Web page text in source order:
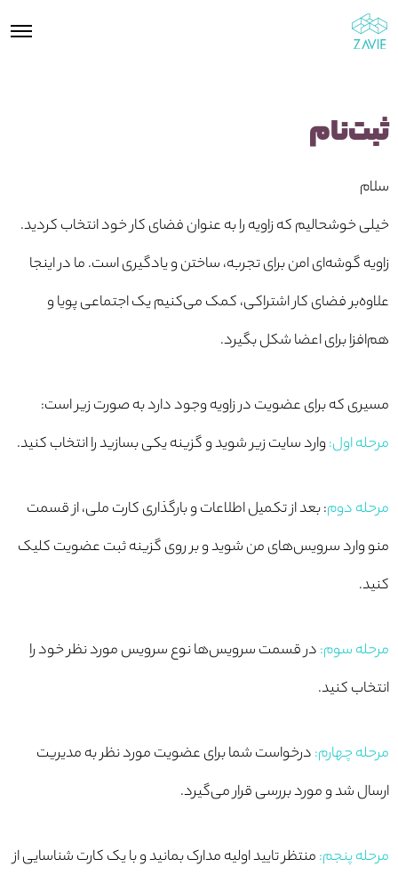
ثبت‌نام
سلام
خیلی خوشحالیم که زاویه را به عنوان فضای کار خود انتخاب کردید.
زاویه گوشه‌ای امن برای تجربه، ساختن و یادگیری است. ما در اینجا
علاوه‌بر فضای کار اشتراکی، کمک می‌کنیم یک اجتماعی پویا و
هم‌افزا برای اعضا شکل بگیرد.
مسیری که برای عضویت در زاویه وجود دارد به صورت زیر است:
مرحله اول:وارد سایت زیر شوید و گزینه یکی بسازید را انتخاب کنید.
مرحله دوم: بعد از تکمیل اطلاعات و بارگذاری کارت ملی، از قسمت
منو وارد سرویس‌های من شوید و بر روی گزینه ثبت عضویت کلیک
کنید.
مرحله سوم:در قسمت سرویس‌ها نوع سرویس مورد نظر خود را
انتخاب کنید.
مرحله چهارم:درخواست شما برای عضویت مورد نظر به مدیریت
ارسال شد و مورد بررسی قرار می‌گیرد.
مرحله پنجم:منتظر تایید اولیه مدارک بمانید و با یک کارت شناسایی از